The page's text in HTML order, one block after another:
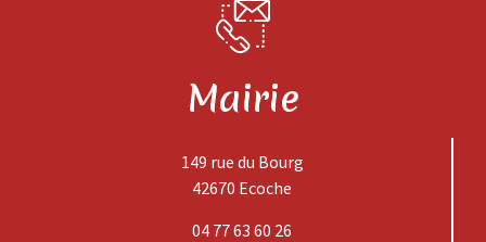
Mairie
149 rue du Bourg
42670 Ecoche
04 77 63 60 26